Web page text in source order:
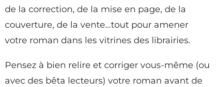
de la correction, de la mise en page, de la
couverture, de la vente…tout pour amener
votre roman dans les vitrines des librairies.
Pensez à bien relire et corriger vous-même (ou
avec des bêta lecteurs) votre roman avant de